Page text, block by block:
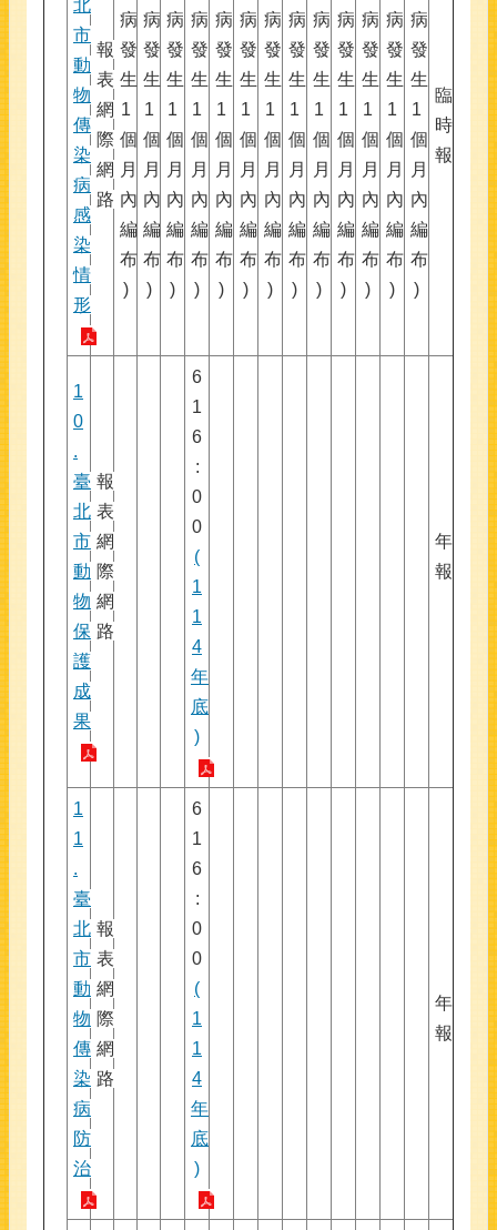
北
市
動
物
傳
染
病
感
染
情
形
報
表
網
際
網
路
病
發
生
1
個
月
內
編
布
)
病
發
生
1
個
月
內
編
布
)
病
發
生
1
個
月
內
編
布
)
病
發
生
1
個
月
內
編
布
)
病
發
生
1
個
月
內
編
布
)
病
發
生
1
個
月
內
編
布
)
病
發
生
1
個
月
內
編
布
)
病
發
生
1
個
月
內
編
布
)
病
發
生
1
個
月
內
編
布
)
病
發
生
1
個
月
內
編
布
)
病
發
生
1
個
月
內
編
布
)
病
發
生
1
個
月
內
編
布
)
病
發
生
1
個
月
內
編
布
)
臨
時
報
1
0
.
臺
北
市
動
物
保
護
成
果
報
表
網
際
網
路
6
1
6
:
0
0
(
1
1
4
年
底
)
年
報
1
1
.
臺
北
市
動
物
傳
染
病
防
治
報
表
網
際
網
路
6
1
6
:
0
0
(
1
1
4
年
底
)
年
報